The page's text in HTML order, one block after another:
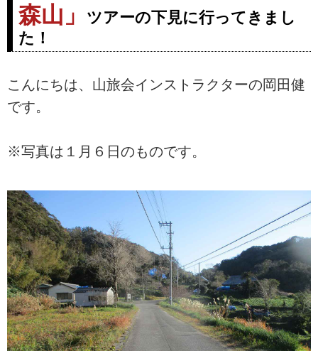
森山」
ツアーの下見に行ってきまし
た！
こんにちは、山旅会インストラクターの岡田健
です。
※写真は１月６日のものです。